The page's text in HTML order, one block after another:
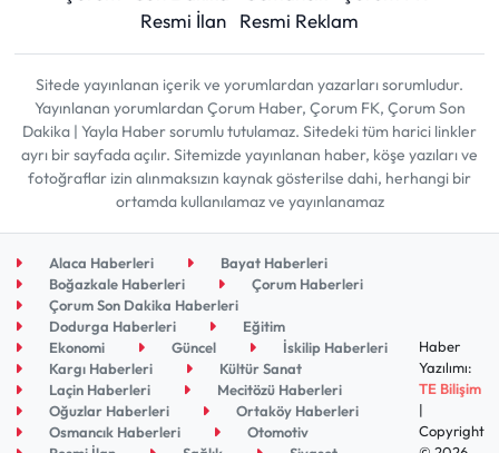
Resmi İlan
Resmi Reklam
Sitede yayınlanan içerik ve yorumlardan yazarları sorumludur.
Yayınlanan yorumlardan Çorum Haber, Çorum FK, Çorum Son
Dakika | Yayla Haber sorumlu tutulamaz. Sitedeki tüm harici linkler
ayrı bir sayfada açılır. Sitemizde yayınlanan haber, köşe yazıları ve
fotoğraflar izin alınmaksızın kaynak gösterilse dahi, herhangi bir
ortamda kullanılamaz ve yayınlanamaz
Alaca Haberleri
Bayat Haberleri
Boğazkale Haberleri
Çorum Haberleri
Çorum Son Dakika Haberleri
Dodurga Haberleri
Eğitim
Ekonomi
Güncel
İskilip Haberleri
Kargı Haberleri
Kültür Sanat
Laçin Haberleri
Mecitözü Haberleri
Oğuzlar Haberleri
Ortaköy Haberleri
Osmancık Haberleri
Otomotiv
Haber
Yazılımı:
TE Bilişim
|
Copyright